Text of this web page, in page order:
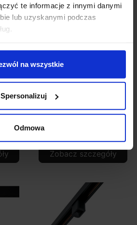
te informacje z innymi danymi
lub uzyskanymi podczas
na wszystkie
Spersonalizuj
Odmowa
końcówka zasilająca do
szyn 48V
43,05 zł
Zobacz szczegóły